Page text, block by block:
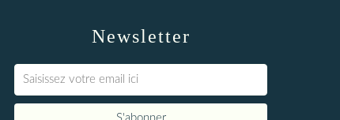
Newsletter